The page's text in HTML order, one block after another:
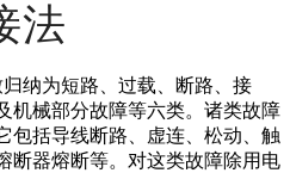
法
纳为短路、过载、断路、接
机械部分故障等六类。诸类故障
包括导线断路、虚连、松动、触
断器熔断等。对这类故障除用电